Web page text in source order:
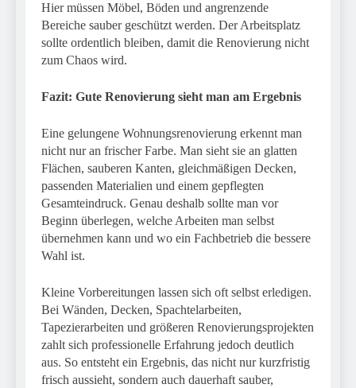
Hier müssen Möbel, Böden und angrenzende
Bereiche sauber geschützt werden. Der Arbeitsplatz
sollte ordentlich bleiben, damit die Renovierung nicht
zum Chaos wird.
Fazit: Gute Renovierung sieht man am Ergebnis
Eine gelungene Wohnungsrenovierung erkennt man
nicht nur an frischer Farbe. Man sieht sie an glatten
Flächen, sauberen Kanten, gleichmäßigen Decken,
passenden Materialien und einem gepflegten
Gesamteindruck. Genau deshalb sollte man vor
Beginn überlegen, welche Arbeiten man selbst
übernehmen kann und wo ein Fachbetrieb die bessere
Wahl ist.
Kleine Vorbereitungen lassen sich oft selbst erledigen.
Bei Wänden, Decken, Spachtelarbeiten,
Tapezierarbeiten und größeren Renovierungsprojekten
zahlt sich professionelle Erfahrung jedoch deutlich
aus. So entsteht ein Ergebnis, das nicht nur kurzfristig
frisch aussieht, sondern auch dauerhaft sauber,